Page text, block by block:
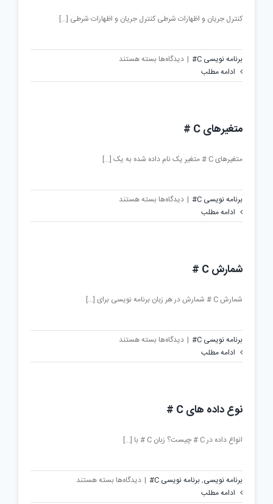
کنترل جریان و اظهارات شرطی کنترل جریان و اظهارات شرطی [...]
برنامه نویسی C# | دیدگاه‌ها برای
جریان
بسته هستند
ادامه مطلب
متغیرهای C #
متغیرهای C # متغیر یک نام داده شده به یک [...]
برنامه نویسی C# | دیدگاه‌ها برای
C
بسته هستند
ادامه مطلب
شمارش C #
شمارش C # شمارش در هر زبان برنامه نویسی برای [...]
برنامه نویسی C# | دیدگاه‌ها برای
C
بسته هستند
ادامه مطلب
نوع داده های C #
انواع داده در C # چیست؟ زبان C # با [...]
برنامه نویسی,برنامه نویسی C# | دیدگاه‌ها برای
بسته هستند
ادامه مطلب